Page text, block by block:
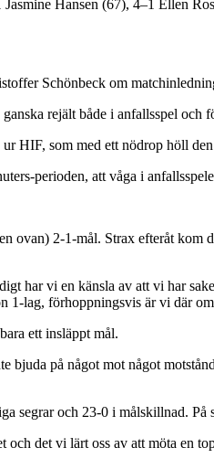
Hansen (67), 4–1 Ellen
Schönbeck om
rejält både i anfallsspel och
HIF, som med ett nödrop höll
perioden, att våga i
ovan) 2-1-mål. Strax efteråt
har vi en känsla av att vi har
lag, förhoppningsvis är vi där
ett insläppt mål.
bjuda på något mot något
segrar och 23-0 i målskillnad.
det vi lärt oss av att möta en